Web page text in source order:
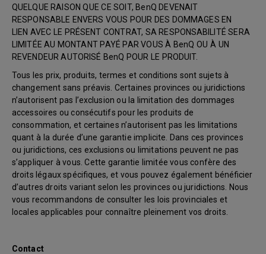
QUELQUE RAISON QUE CE SOIT, BenQ DEVENAIT
RESPONSABLE ENVERS VOUS POUR DES DOMMAGES EN
LIEN AVEC LE PRÉSENT CONTRAT, SA RESPONSABILITÉ SERA
LIMITÉE AU MONTANT PAYÉ PAR VOUS À BenQ OU À UN
REVENDEUR AUTORISÉ BenQ POUR LE PRODUIT.
Tous les prix, produits, termes et conditions sont sujets à
changement sans préavis. Certaines provinces ou juridictions
n’autorisent pas l’exclusion ou la limitation des dommages
accessoires ou consécutifs pour les produits de
consommation, et certaines n’autorisent pas les limitations
quant à la durée d’une garantie implicite. Dans ces provinces
ou juridictions, ces exclusions ou limitations peuvent ne pas
s’appliquer à vous. Cette garantie limitée vous confère des
droits légaux spécifiques, et vous pouvez également bénéficier
d’autres droits variant selon les provinces ou juridictions. Nous
vous recommandons de consulter les lois provinciales et
locales applicables pour connaître pleinement vos droits.
Contact